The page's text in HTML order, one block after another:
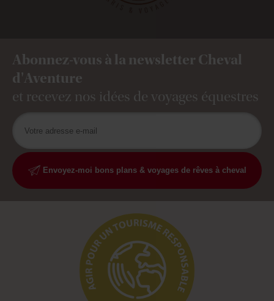
Abonnez-vous à la newsletter Cheval
d'Aventure
et recevez nos idées de voyages équestres
Envoyez-moi bons plans & voyages de rêves à cheval